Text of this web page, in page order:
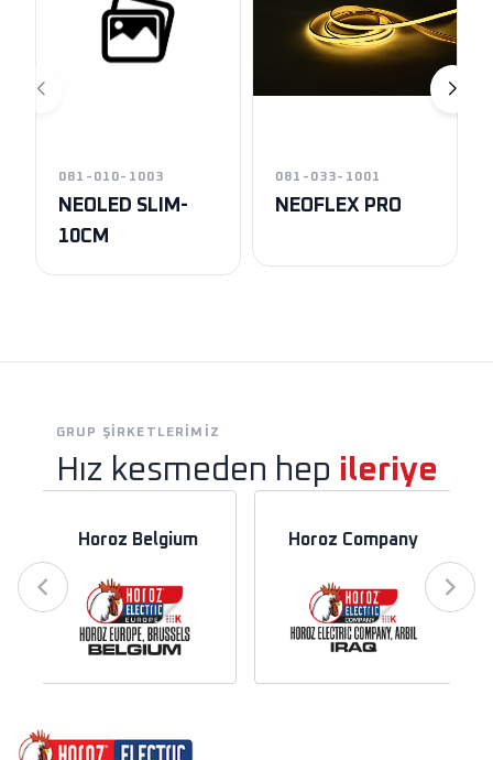
081-010-1003
NEOLED SLIM-
10CM
081-033-1001
NEOFLEX PRO
GRUP ŞIRKETLERIMIZ
Hız kesmeden hep ileriye
Horoz Belgium Horoz Company